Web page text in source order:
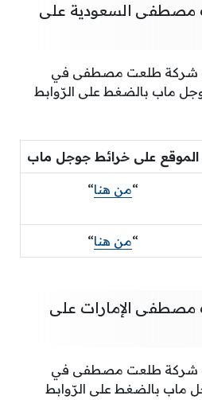
السعودية على
شركة طلعت مصطفى في
ماب بالضغط على الرّوابط
الموقع على خرائط جوجل ماب
“من هنا“
“من هنا“
الإمارات على
شركة طلعت مصطفى في
ماب بالضغط على الرّوابط